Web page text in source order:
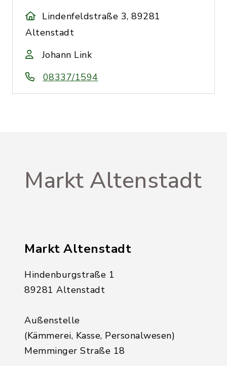
Lindenfeldstraße 3, 89281
Altenstadt
Johann Link
08337/1594
Markt Altenstadt
Markt Altenstadt
Hindenburgstraße 1
89281 Altenstadt
Außenstelle
(Kämmerei, Kasse, Personalwesen)
Memminger Straße 18